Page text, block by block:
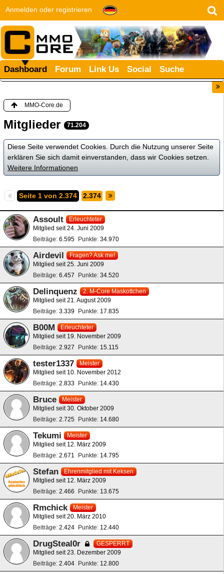
Anmelden oder registrieren
Dashboard Forum Link Us Social Suche
MMO-Core.de
Mitglieder 71.204
Diese Seite verwendet Cookies. Durch die Nutzung unserer Seite
erklären Sie sich damit einverstanden, dass wir Cookies setzen.
Weitere Informationen
Seite 1 von 2.374 2.374
Assoult
Erleuchteter
Mitglied seit 24. Juni 2009
Beiträge 6.595 Punkte 34.970
Airdevil
Fragen? Ask me!
Mitglied seit 25. Juni 2009
Beiträge 6.457 Punkte 34.520
Delinquenz
2. M-Core Maskottchen
Mitglied seit 21. August 2009
Beiträge 3.339 Punkte 17.835
B00M
Erleuchteter
Mitglied seit 19. November 2009
Beiträge 2.927 Punkte 15.115
tester1337
Meister
Mitglied seit 10. November 2012
Beiträge 2.833 Punkte 14.430
Bruce
Meister
Mitglied seit 30. Oktober 2009
Beiträge 2.725 Punkte 14.680
Tekumi
Meister
Mitglied seit 12. März 2009
Beiträge 2.671 Punkte 14.795
Stefan
Ehrenmitglied mit Keksen
Mitglied seit 12. März 2009
Beiträge 2.466 Punkte 13.675
Rmchick
Meister
Mitglied seit 20. März 2010
Beiträge 2.424 Punkte 12.440
DrugSteal0r
GESPERRT
Mitglied seit 23. Dezember 2009
Beiträge 2.404 Punkte 12.800